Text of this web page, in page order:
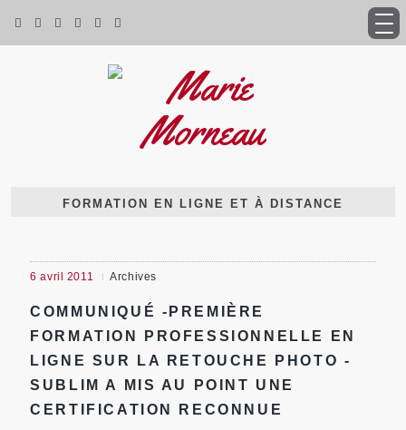
FORMATION EN LIGNE ET À DISTANCE
6 avril 2011 Archives
COMMUNIQUÉ -PREMIÈRE
FORMATION PROFESSIONNELLE EN
LIGNE SUR LA RETOUCHE PHOTO -
SUBLIM A MIS AU POINT UNE
CERTIFICATION RECONNUE